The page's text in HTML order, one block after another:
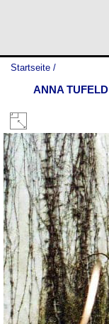
Startseite /
ANNA TUFELD